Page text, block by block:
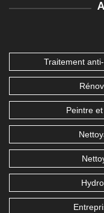
Traitement
Peintre